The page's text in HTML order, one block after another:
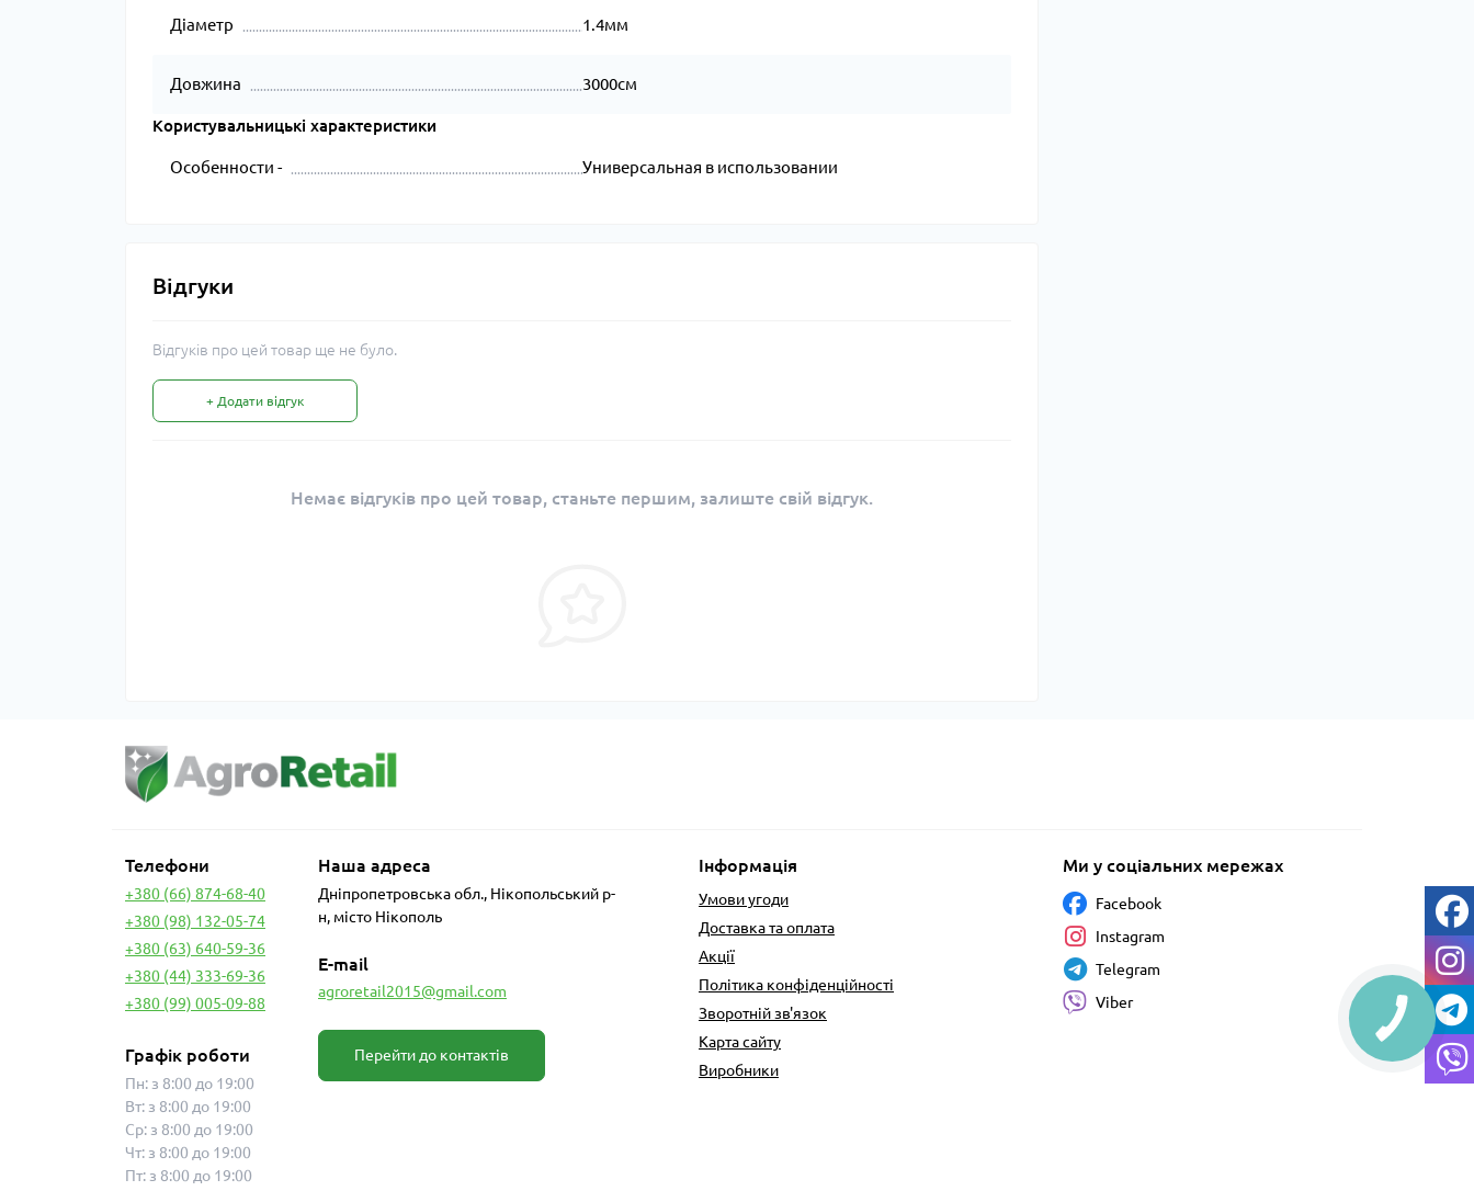
Діаметр 1.4мм
Довжина 3000см
Користувальницькі характеристики
Особенности - Универсальная в использовании
Відгуки
Відгуків про цей товар ще не було.
+ Додати відгук
Немає відгуків про цей товар, станьте першим, залиште свій відгук.
Телефони
+380 (66) 874-68-40
+380 (98) 132-05-74
+380 (63) 640-59-36
+380 (44) 333-69-36
+380 (99) 005-09-88
Графік роботи
Пн: з 8:00 до 19:00
Вт: з 8:00 до 19:00
Ср: з 8:00 до 19:00
Чт: з 8:00 до 19:00
Пт: з 8:00 до 19:00
Наша адреса
Дніпропетровська обл., Нікопольський р-
н, місто Нікополь
E-mail
agroretail2015@gmail.com
Перейти до контактів
Інформація
Умови угоди
Доставка та оплата
Акції
Політика конфіденційності
Зворотній зв'язок
Карта сайту
Виробники
Ми у соціальних мережах
Facebook
Instagram
Telegram
Viber